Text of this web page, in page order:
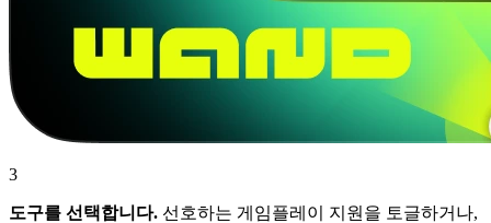
3
도구를 선택합니다. 선호하는 게임플레이 지원을 토글하거나,